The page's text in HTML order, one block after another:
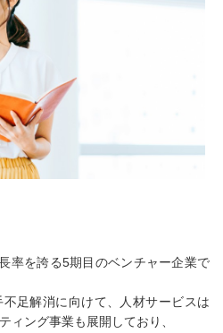
率を誇る5期目のベンチャー企業で
足解消に向けて、人材サービスは
ィング事業も展開しており、